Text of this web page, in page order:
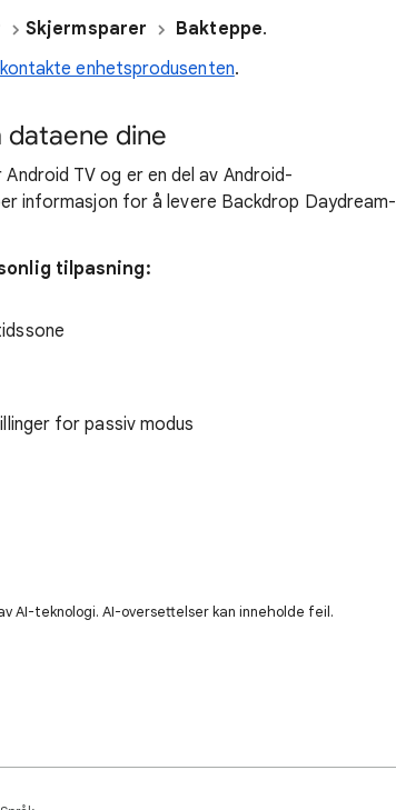
Skjermsparer Bakteppe.
kontakte enhetsprodusenten.
dataene dine
TV og er en del av Android-
informasjon for å levere Backdrop Daydream-
tilpasning:
for passiv modus
AI-teknologi. AI-oversettelser kan inneholde feil.